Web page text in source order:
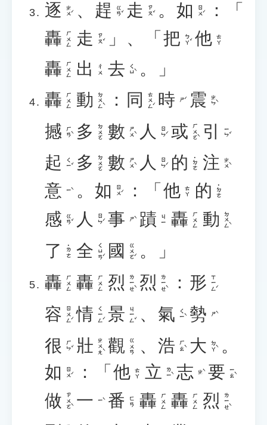
逐 ㄓㄨˊ 、 趕 ㄍㄢˇ 走 ㄗㄡˇ 。 如 ㄖㄨˊ
：「
轟 ㄏㄨㄥ 走 ㄗㄡˇ 」、「 把 ㄅㄚˇ 他 ㄊㄚ
轟 ㄏㄨㄥ 出 ㄔㄨ 去 ㄑㄩˋ 。」
轟 ㄏㄨㄥ 動 ㄉㄨㄥˋ ： 同 ㄊㄨㄥˊ 時 ㄕˊ 震 ㄓㄣˋ
撼 ㄏㄢˋ 多 ㄉㄨㄛ 數 ㄕㄨˋ 人 ㄖㄣˊ 或 ㄏㄨㄛˋ 引 ㄧㄣˇ
起 ㄑㄧˇ 多 ㄉㄨㄛ 數 ㄕㄨˋ 人 ㄖㄣˊ 的 ˙ㄉㄜ 注 ㄓㄨˋ
意 ㄧˋ 。 如 ㄖㄨˊ ：「 他 ㄊㄚ 的 ˙ㄉㄜ
感 ㄍㄢˇ 人 ㄖㄣˊ 事 ㄕˋ 蹟 ㄐㄧ 轟 ㄏㄨㄥ 動 ㄉㄨㄥˋ
了 ˙ㄌㄜ 全 ㄑㄩㄢˊ 國 ㄍㄨㄛˊ 。」
轟 ㄏㄨㄥ 轟 ㄏㄨㄥ 烈 ㄌㄧㄝˋ 烈 ㄌㄧㄝˋ ： 形 ㄒㄧㄥˊ
容 ㄖㄨㄥˊ 情 ㄑㄧㄥˊ 景 ㄐㄧㄥˇ 、 氣 ㄑㄧˋ 勢 ㄕˋ
很 ㄏㄣˇ 壯 ㄓㄨㄤˋ 觀 ㄍㄨㄢ 、 浩 ㄏㄠˋ 大 ㄉㄚˋ 。
如 ㄖㄨˊ ：「 他 ㄊㄚ 立 ㄌㄧˋ 志 ㄓˋ 要 ㄧㄠˋ
做 ㄗㄨㄛˋ 一 ㄧˋ 番 ㄈㄢ 轟 ㄏㄨㄥ 轟 ㄏㄨㄥ 烈 ㄌㄧㄝˋ